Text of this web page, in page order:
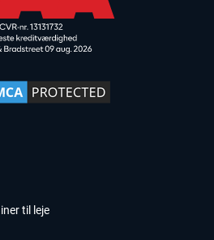
til leje